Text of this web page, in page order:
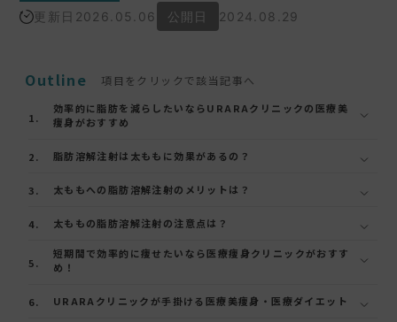
更新日 2026.05.06 公開日 2024.08.29
Outline 項目をクリックで該当記事へ
効率的に脂肪を減らしたいならURARAクリニックの医療美
痩身がおすすめ
脂肪溶解注射は太ももに効果があるの？
太ももへの脂肪溶解注射のメリットは？
太ももの脂肪溶解注射の注意点は？
短期間で効率的に痩せたいなら医療痩身クリニックがおすす
め！
URARAクリニックが手掛ける医療美痩身・医療ダイエット